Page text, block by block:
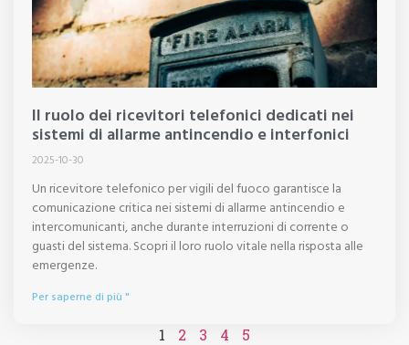
Il ruolo dei ricevitori telefonici dedicati nei
sistemi di allarme antincendio e interfonici
2025-10-30
Un ricevitore telefonico per vigili del fuoco garantisce la
comunicazione critica nei sistemi di allarme antincendio e
intercomunicanti, anche durante interruzioni di corrente o
guasti del sistema. Scopri il loro ruolo vitale nella risposta alle
emergenze.
Per saperne di più "
1 2 3 4 5